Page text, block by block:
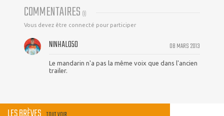
COMMENTAIRES (1)
Vous devez être connecté pour participer
08 MARS 2013
NINHALO50
Le mandarin n'a pas la même voix que dans l'ancien
trailer.